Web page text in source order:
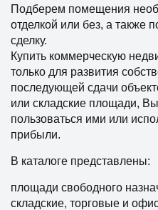
Подберем помещения
отделкой или без, а
сделку.
Купить коммерческую
только для развития
последующей сдачи
или складские площади,
пользоваться ими или
прибыли.
В каталоге представлены:
площади свободного
складские, торговые и